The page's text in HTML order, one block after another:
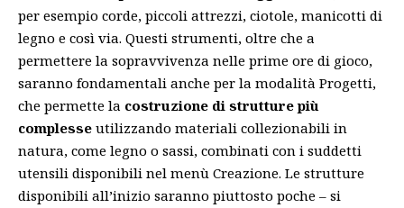
per esempio corde, piccoli attrezzi, ciotole, manicotti di
legno e così via. Questi strumenti, oltre che a
permettere la sopravvivenza nelle prime ore di gioco,
saranno fondamentali anche per la modalità Progetti,
che permette la costruzione di strutture più
complesse utilizzando materiali collezionabili in
natura, come legno o sassi, combinati con i suddetti
utensili disponibili nel menù Creazione. Le strutture
disponibili all’inizio saranno piuttosto poche – si